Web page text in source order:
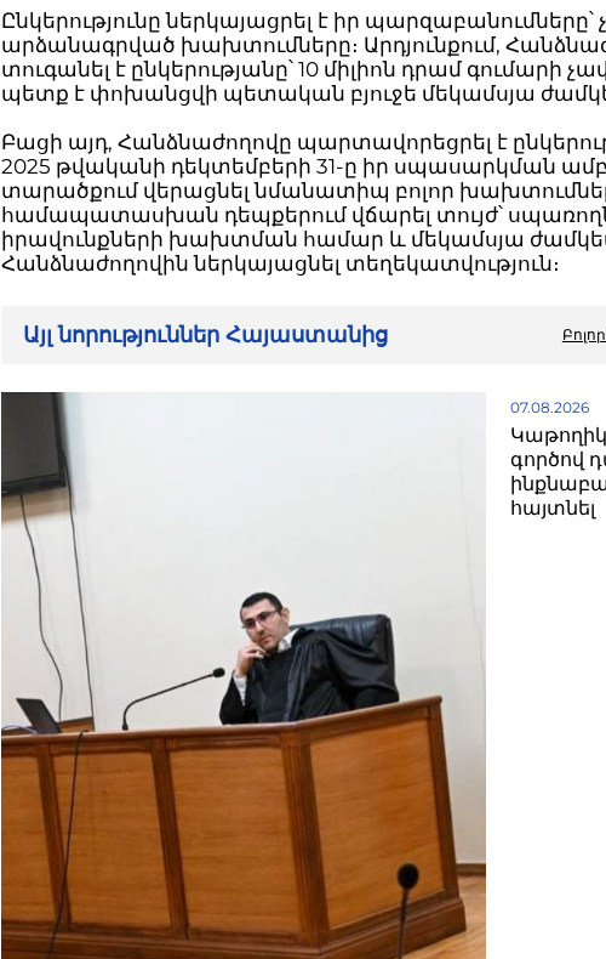
Ընկերությունը ներկայացրել է իր պարզաբանումները՝
արձանագրված խախտումները։ Արդյունքում,
տուգանել է ընկերությանը՝ 10 միլիոն դրամ գումարի
պետք է փոխանցվի պետական բյուջե մեկամսյա
Բացի այդ, Հանձնաժողովը պարտավորեցրել է
2025 թվականի դեկտեմբերի 31-ը իր սպասարկման
տարածքում վերացնել նմանատիպ բոլոր
համապատասխան դեպքերում վճարել տույժ՝
իրավունքների խախտման համար և մեկամսյա
Հանձնաժողովին ներկայացնել տեղեկատվություն։
Այլ նորություններ Հայաստանից
07.08.2026
գործով
հայտնել